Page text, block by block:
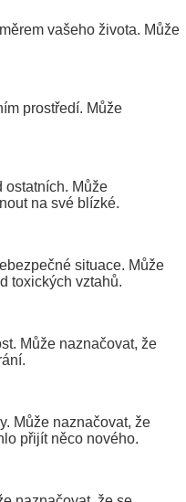
vašeho života. Může
prostředí. Může
ostatních. Může
na své blízké.
situace. Může
toxických vztahů.
Může naznačovat, že
Může naznačovat, že
přijít něco nového.